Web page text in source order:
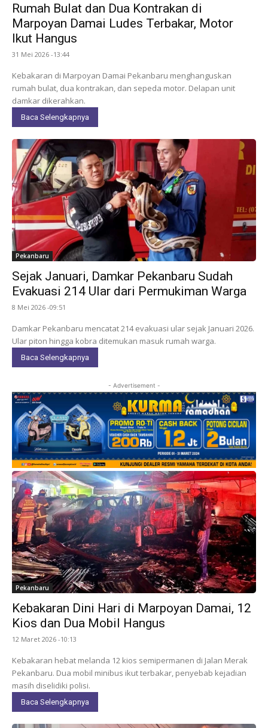
Rumah Bulat dan Dua Kontrakan di
Marpoyan Damai Ludes Terbakar, Motor
Ikut Hangus
31 Mei 2026 -13:44
Kebakaran di Marpoyan Damai Pekanbaru menghanguskan
rumah bulat, dua kontrakan, dan sepeda motor. Delapan unit
damkar dikerahkan.
Baca Selengkapnya
Pekanbaru
Sejak Januari, Damkar Pekanbaru Sudah
Evakuasi 214 Ular dari Permukiman Warga
8 Mei 2026 -09:51
Damkar Pekanbaru mencatat 214 evakuasi ular sejak Januari 2026.
Ular piton hingga kobra ditemukan masuk rumah warga.
Baca Selengkapnya
- Advertisement -
Pekanbaru
Kebakaran Dini Hari di Marpoyan Damai, 12
Kios dan Dua Mobil Hangus
12 Maret 2026 -10:13
Kebakaran hebat melanda 12 kios semipermanen di Jalan Merak
Pekanbaru. Dua mobil minibus ikut terbakar, penyebab kejadian
masih diselidiki polisi.
Baca Selengkapnya